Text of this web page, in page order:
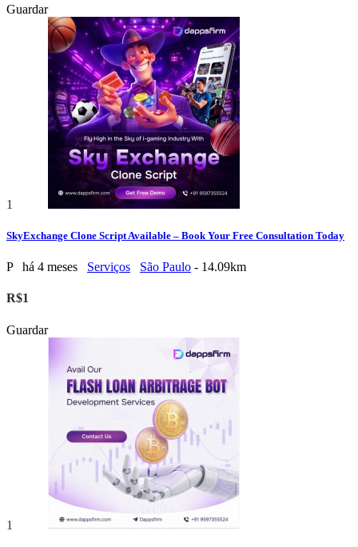
Guardar
1
SkyExchange Clone Script Available – Book Your Free Consultation Today
P há 4 meses Serviços São Paulo - 14.09km
R$1
Guardar
1